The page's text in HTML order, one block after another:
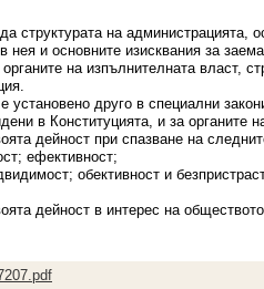
структурата на администрацията,
нея и основните изисквания за
на изпълнителната власт,
установено друго в специални
в Конституцията, и за органите
дейност при спазване на
ефективност;
обективност и
дейност в интерес на